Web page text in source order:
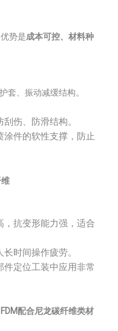
势是成本可控、材料种
套、振动减缓结构。
伤、防滑结构。
件的软性支撑，防止
维
，抗变形能力强，适合
时间操作疲劳。
定位工装中应用非常
FDM配合尼龙碳纤维类材